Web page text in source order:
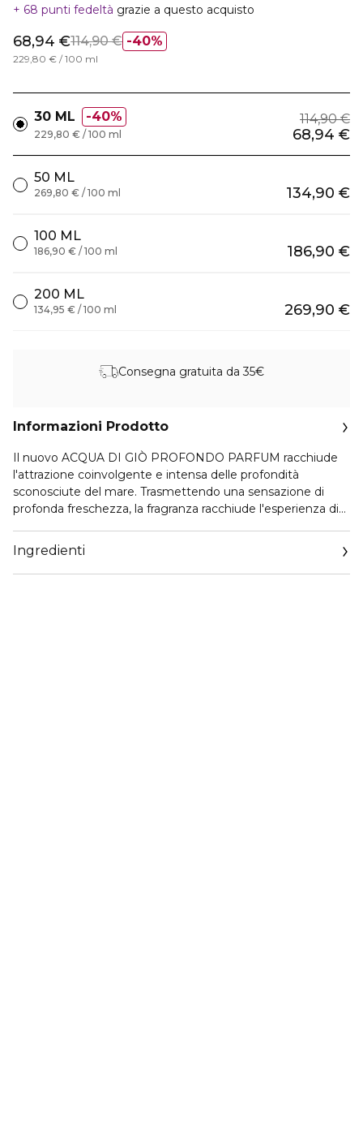
68 punti fedeltà grazie a questo acquisto
40%
68,94 €114,90 €
229,80 € / 100 ml
30 ML 40% 114,90 €
68,94 €
229,80 € / 100 ml
50 ML
134,90 €
269,80 € / 100 ml
100 ML
186,90 €
186,90 € / 100 ml
200 ML
269,90 €
134,95 € / 100 ml
Consegna gratuita da 35€
Informazioni Prodotto
Il nuovo ACQUA DI GIÒ PROFONDO PARFUM racchiude
l'attrazione coinvolgente e intensa delle profondità
sconosciute del mare. Trasmettendo una sensazione di
profonda freschezza, la fragranza racchiude l'esperienza di
Il succo accattivante della fragranza evoca una
sfaccettatura densa, resinosa e minerale di ACQUA DI GIÒ.
Ingredienti